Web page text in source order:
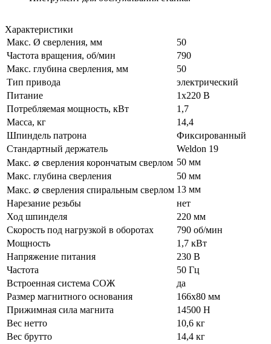
Характеристики
Макс. Ø сверления, мм
50
Частота вращения, об/мин
790
Макс. глубина сверления, мм
50
Тип привода
электрический
Питание
1х220 В
Потребляемая мощность, кВт
1,7
Масса, кг
14,4
Шпиндель патрона
Фиксированный
Стандартный держатель
Weldon 19
Макс. ⌀ сверления корончатым сверлом 50 мм
Макс. глубина сверления
50 мм
Макс. ⌀ сверления спиральным сверлом 13 мм
Нарезание резьбы
нет
Ход шпинделя
220 мм
Скорость под нагрузкой в оборотах
790 об/мин
Мощность
1,7 кВт
Напряжение питания
230 В
Частота
50 Гц
Встроенная система СОЖ
да
Размер магнитного основания
166х80 мм
Прижимная сила магнита
14500 Н
Вес нетто
10,6 кг
Вес брутто
14,4 кг